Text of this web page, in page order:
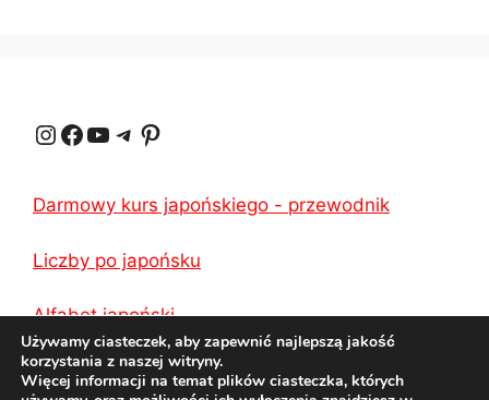
Instagram Facebook YouTube Telegram Pinterest
Darmowy kurs japońskiego - przewodnik
Liczby po japońsku
Alfabet japoński
Używamy ciasteczek, aby zapewnić najlepszą jakość
korzystania z naszej witryny.
Więcej informacji na temat plików ciasteczka, których